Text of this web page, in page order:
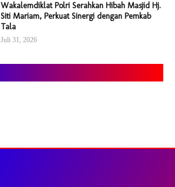
Wakalemdiklat Polri Serahkan Hibah Masjid Hj.
Siti Mariam, Perkuat Sinergi dengan Pemkab
Tala
Juli 31, 2026